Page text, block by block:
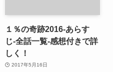
１％の奇跡2016-あらす
じ-全話一覧-感想付きで詳
しく！
2017年5月16日